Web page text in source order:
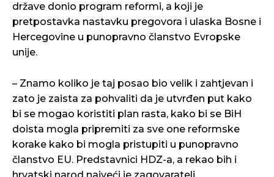
države donio program reformi, a koji je
pretpostavka nastavku pregovora i ulaska Bosne i
Hercegovine u punopravno članstvo Evropske
unije.
– Znamo koliko je taj posao bio velik i zahtjevan i
zato je zaista za pohvaliti da je utvrđen put kako
bi se mogao koristiti plan rasta, kako bi se BiH
doista mogla pripremiti za sve one reformske
korake kako bi mogla pristupiti u punopravno
članstvo EU. Predstavnici HDZ-a, a rekao bih i